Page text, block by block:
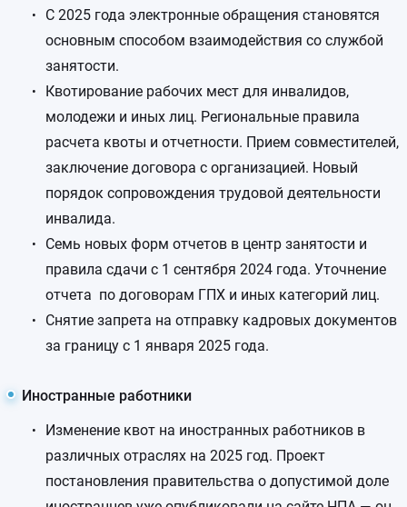
С 2025 года электронные обращения становятся
основным способом взаимодействия со службой
занятости.
Квотирование рабочих мест для инвалидов,
молодежи и иных лиц. Региональные правила
расчета квоты и отчетности. Прием совместителей,
заключение договора с организацией. Новый
порядок сопровождения трудовой деятельности
инвалида.
Семь новых форм отчетов в центр занятости и
правила сдачи с 1 сентября 2024 года. Уточнение
отчета по договорам ГПХ и иных категорий лиц.
Снятие запрета на отправку кадровых документов
за границу с 1 января 2025 года.
Иностранные работники
Изменение квот на иностранных работников в
различных отраслях на 2025 год. Проект
постановления правительства о допустимой доле